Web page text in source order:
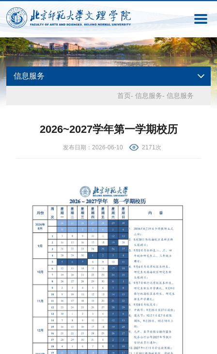
信息服务
首页- 信息服务- 信息服务
2026~2027学年第一学期校历
发布日期：2026-06-10 2171次